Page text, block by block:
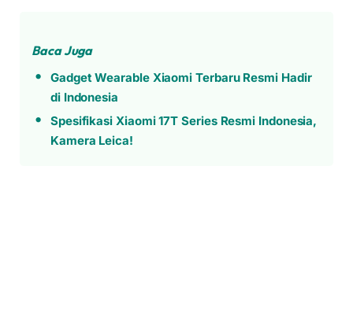
Baca Juga
Gadget Wearable Xiaomi Terbaru Resmi Hadir
di Indonesia
Spesifikasi Xiaomi 17T Series Resmi Indonesia,
Kamera Leica!